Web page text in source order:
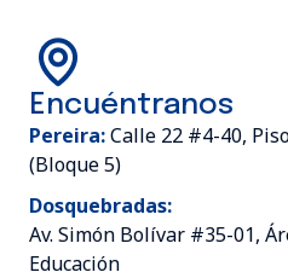
Encuéntranos
Pereira:Calle 22 #4-40,
(Bloque 5)
Dosquebradas:
Av. Simón Bolívar #35-01,
Educación